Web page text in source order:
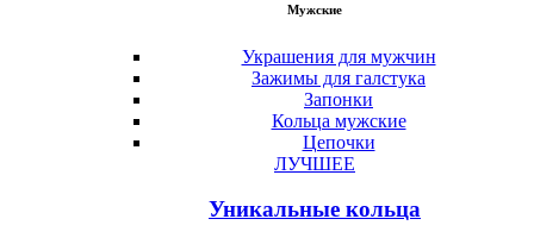
Мужские
Украшения для мужчин
Зажимы для галстука
Запонки
Кольца мужские
Цепочки
ЛУЧШЕЕ
Уникальные кольца